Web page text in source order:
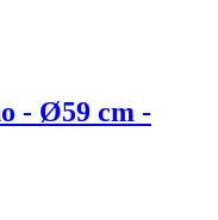
- Ø59 cm -